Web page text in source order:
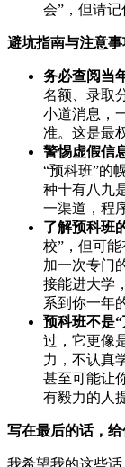
会”，但请
避坑指南与注意事
务必查阅当
名额、录取
小道消息，
准。这是最
警惕虚假信
“预科班”的
种十有八九
一渠道，程
了解预科班
校”，但可
加一次专门
接能进大学
系到你一年
预科班不是“
过，它更像
力，不认真
甚至可能让
有毅力的人
写在最后的话，给